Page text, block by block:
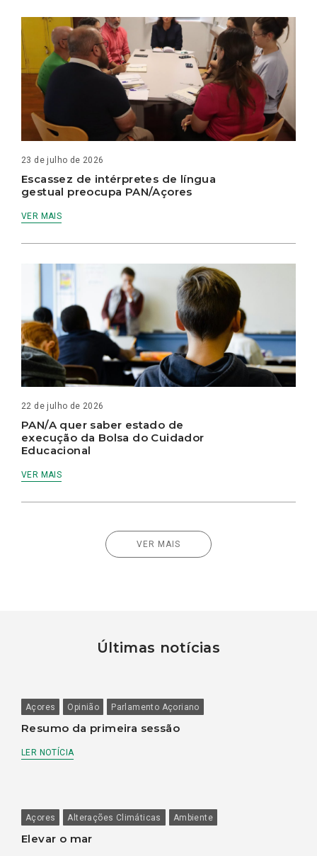
23 de julho de 2026
Escassez de intérpretes de língua
gestual preocupa PAN/Açores
VER MAIS
22 de julho de 2026
PAN/A quer saber estado de
execução da Bolsa do Cuidador
Educacional
VER MAIS
VER MAIS
Últimas notícias
Açores Opinião Parlamento Açoriano
Resumo da primeira sessão
LER NOTÍCIA
Açores Alterações Climáticas Ambiente
Elevar o mar